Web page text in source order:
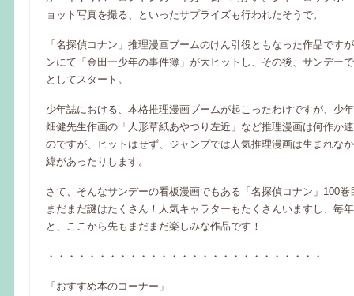
ョット写真を撮る、といったサプライズも行われたそうで。
「名探偵コナン」推理漫画ブームのけん引役ともなった作品で
ンにて「金田一少年の事件簿」が大ヒットし、その後、サンデー
としてスタート。
少年誌における、本格推理漫画ブームが起こったわけですが、少
畑健先生作画の「人形草紙あやつり左近」など推理漫画は何作か
のですが、ヒットはせず、ジャンプでは人気推理漫画は生まれな
緯があったりします。
さて、そんなサンデーの看板漫画でもある「名探偵コナン」100巻
まだまだ謎はたくさん！人気キャラターもたくさんいますし、毎
と、ここから先もまだまだ楽しみな作品です！
・・・・・・・・・・・・・・・・・・・・・・・・・・・
「おすすめ本のコーナー」